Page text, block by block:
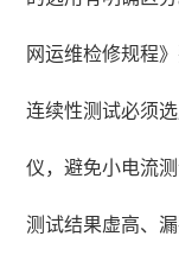
网运维检修规程
连续性测试必须
仪，避免小电流
测试结果虚高、